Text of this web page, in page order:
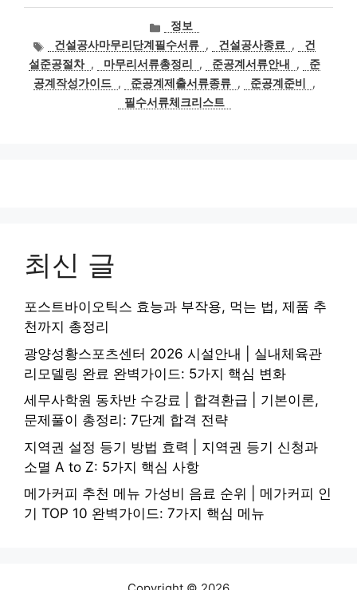
카
테
고
리
정보
태
그
건설공사마무리단계필수서류 , 건설공사종료 ,
건
설준공절차 , 마무리서류총정리 , 준공계서류안내 ,
준
공계작성가이드 , 준공계제출서류종류 , 준공계준비
,
필수서류체크리스트
최신 글
포스트바이오틱스 효능과 부작용, 먹는 법, 제품 추
천까지 총정리
광양성황스포츠센터 2026 시설안내 | 실내체육관
리모델링 완료 완벽가이드: 5가지 핵심 변화
세무사학원 동차반 수강료 | 합격환급 | 기본이론,
문제풀이 총정리: 7단계 합격 전략
지역권 설정 등기 방법 효력 | 지역권 등기 신청과
소멸 A to Z: 5가지 핵심 사항
메가커피 추천 메뉴 가성비 음료 순위 | 메가커피 인
기 TOP 10 완벽가이드: 7가지 핵심 메뉴